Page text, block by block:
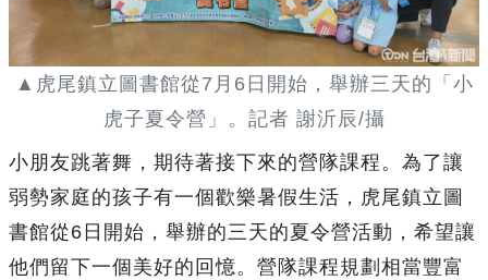
▲虎尾鎮立圖書館從7月6日開始，舉辦三天的「小
虎子夏令營」。記者 謝沂辰/攝
小朋友跳著舞，期待著接下來的營隊課程。為了讓
弱勢家庭的孩子有一個歡樂暑假生活，虎尾鎮立圖
書館從6日開始，舉辦的三天的夏令營活動，希望讓
他們留下一個美好的回憶。營隊課程規劃相當豐富